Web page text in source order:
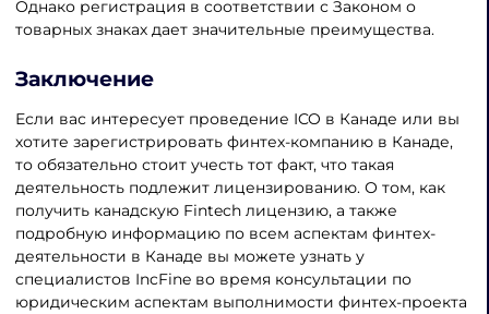
Однако регистрация в соответствии с Законом о
товарных знаках дает значительные преимущества.
Заключение
Если вас интересует проведение ICO в Канаде или вы
хотите зарегистрировать финтех-компанию в Канаде,
то обязательно стоит учесть тот факт, что такая
деятельность подлежит лицензированию. О том, как
получить канадскую Fintech лицензию, а также
подробную информацию по всем аспектам финтех-
деятельности в Канаде вы можете узнать у
специалистов IncFine во время консультации по
юридическим аспектам выполнимости финтех-проекта